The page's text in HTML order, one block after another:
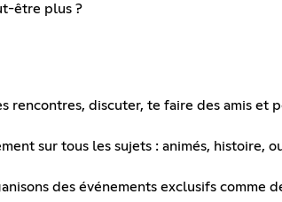
être plus ?
rencontres, discuter, te faire des amis
sur tous les sujets : animés,
des événements exclusifs